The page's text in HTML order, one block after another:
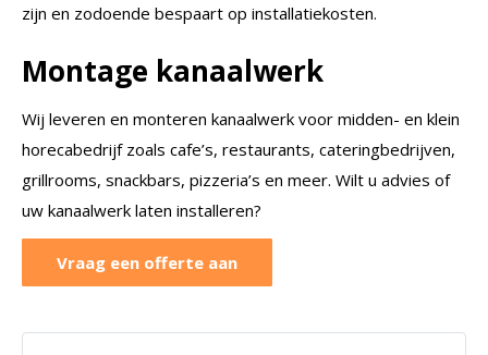
zijn en zodoende bespaart op installatiekosten.
Montage kanaalwerk
Wij leveren en monteren kanaalwerk voor midden- en klein
horecabedrijf zoals cafe’s, restaurants, cateringbedrijven,
grillrooms, snackbars, pizzeria’s en meer. Wilt u advies of
uw kanaalwerk laten installeren?
Vraag een offerte aan